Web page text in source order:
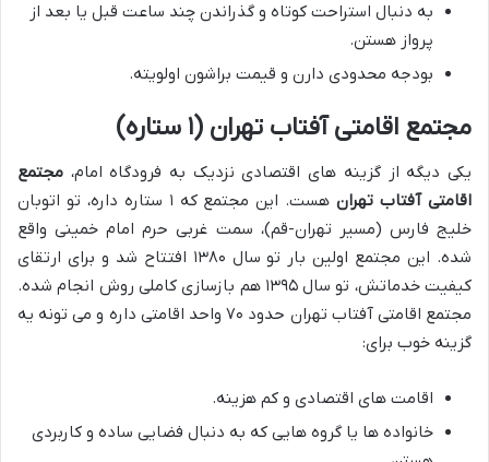
به دنبال استراحت کوتاه و گذراندن چند ساعت قبل یا بعد از
پرواز هستن.
بودجه محدودی دارن و قیمت براشون اولویته.
مجتمع اقامتی آفتاب تهران (۱ ستاره)
یکی دیگه از گزینه های اقتصادی نزدیک به فرودگاه امام، مجتمع
اقامتی آفتاب تهران
هست. این مجتمع که ۱ ستاره داره، تو اتوبان
خلیج فارس (مسیر تهران-قم)، سمت غربی حرم امام خمینی واقع
شده. این مجتمع اولین بار تو سال ۱۳۸۰ افتتاح شد و برای ارتقای
کیفیت خدماتش، تو سال ۱۳۹۵ هم بازسازی کاملی روش انجام شده.
مجتمع اقامتی آفتاب تهران حدود ۷۰ واحد اقامتی داره و می تونه یه
گزینه خوب برای:
اقامت های اقتصادی و کم هزینه.
خانواده ها یا گروه هایی که به دنبال فضایی ساده و کاربردی